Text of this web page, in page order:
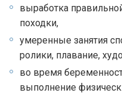
выработка
походки,
умеренные занятия
ролики, плавание,
во время
выполнение